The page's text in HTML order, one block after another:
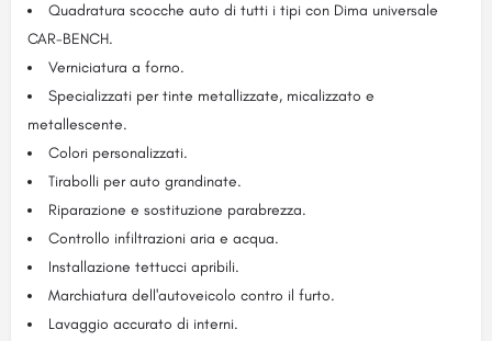
Quadratura scocche auto di tutti i tipi con Dima universale
CAR-BENCH.
Verniciatura a forno.
Specializzati per tinte metallizzate, micalizzato e
metallescente.
Colori personalizzati.
Tirabolli per auto grandinate.
Riparazione e sostituzione parabrezza.
Controllo infiltrazioni aria e acqua.
Installazione tettucci apribili.
Marchiatura dell'autoveicolo contro il furto.
Lavaggio accurato di interni.